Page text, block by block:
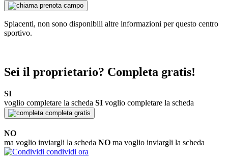
prenota campo
Spiacenti, non sono disponibili altre informazioni per questo centro
sportivo.
Sei il proprietario? Completa gratis!
SI
voglio completare la scheda SI voglio completare la scheda
completa gratis
NO
ma voglio inviargli la scheda NO ma voglio inviargli la scheda
condividi ora